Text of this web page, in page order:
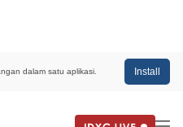
dalam satu aplikasi. Install